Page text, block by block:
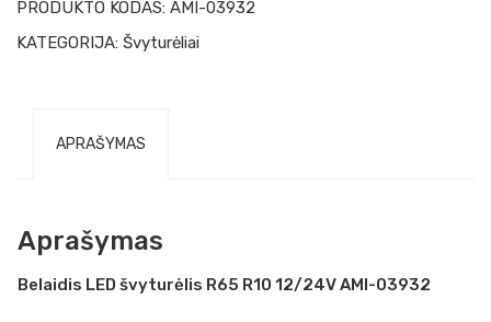
PRODUKTO KODAS: AMI-03932
KATEGORIJA: Švyturėliai
APRAŠYMAS
Aprašymas
Belaidis LED švyturėlis R65 R10 12/24V AMI-03932